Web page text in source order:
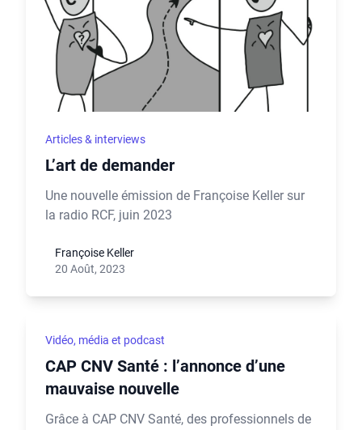
Articles & interviews
L’art de demander
Une nouvelle émission de Françoise Keller sur
la radio RCF, juin 2023
Françoise Keller
20 Août, 2023
Vidéo, média et podcast
CAP CNV Santé : l’annonce d’une
mauvaise nouvelle
Grâce à CAP CNV Santé, des professionnels de